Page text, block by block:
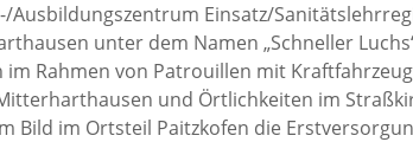
Ausbildungszentrum Einsatz/
unter dem Namen „Schneller
Rahmen von Patrouillen mit
und Örtlichkeiten im
Bild im Ortsteil Paitzkofen die